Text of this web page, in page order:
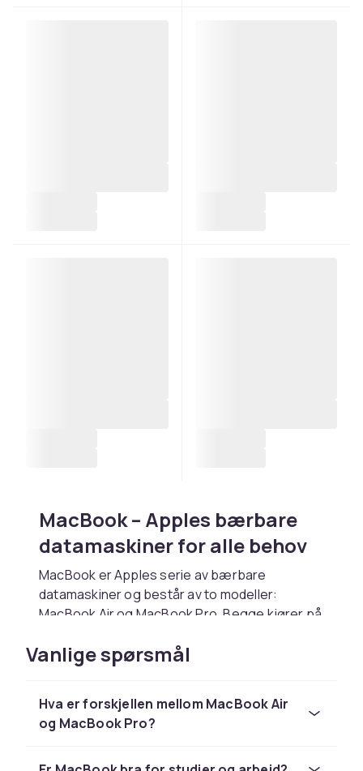
MacBook – Apples bærbare
datamaskiner for alle behov
MacBook er Apples serie av bærbare
datamaskiner og består av to modeller:
MacBook Air og MacBook Pro. Begge kjører på
ytelse, lang batterilevetid og et polert macOS-
operativsystem. MacBook er førstevalget for
programmerere og forretningsprofesjonelle
verden over.
Vanlige spørsmål
Hva er forskjellen mellom MacBook Air
og MacBook Pro?